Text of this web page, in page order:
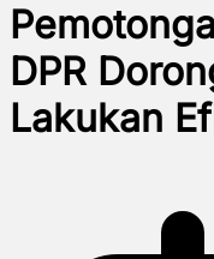
DPR
Lakukan